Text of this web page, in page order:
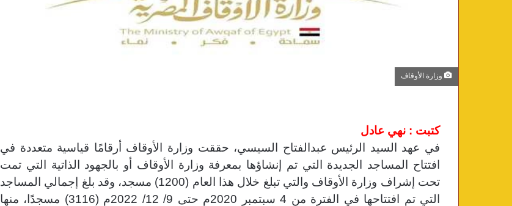
وزارة الأوقاف
كتبت : نهي عادل
في عهد السيد الرئيس عبدالفتاح السيسي، حققت وزارة الأوقاف أرقامًا قياسية متعددة في
افتتاح المساجد الجديدة التي تم إنشاؤها بمعرفة وزارة الأوقاف أو بالجهود الذاتية التي تمت
تحت إشراف وزارة الأوقاف والتي تبلغ خلال هذا العام (1200) مسجد،
وقد بلغ إجمالي المساجد
التي تم افتتاحها في الفترة من 4 سبتمبر 2020م حتى 9/ 12/ 2022م (3116) مسجدًا، منها